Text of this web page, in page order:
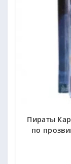
Пираты
по